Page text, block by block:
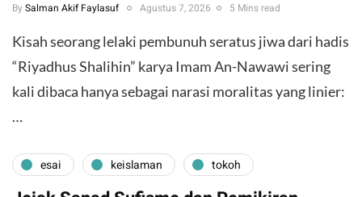
By Salman Akif Faylasuf Agustus 7, 2026 5 Mins read
Kisah seorang lelaki pembunuh seratus jiwa dari hadis
“Riyadhus Shalihin” karya Imam An-Nawawi sering
kali dibaca hanya sebagai narasi moralitas yang linier:
…
esai keislaman tokoh